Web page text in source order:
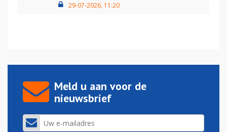
29-07-2026, 11:20
Meld u aan voor de
nieuwsbrief